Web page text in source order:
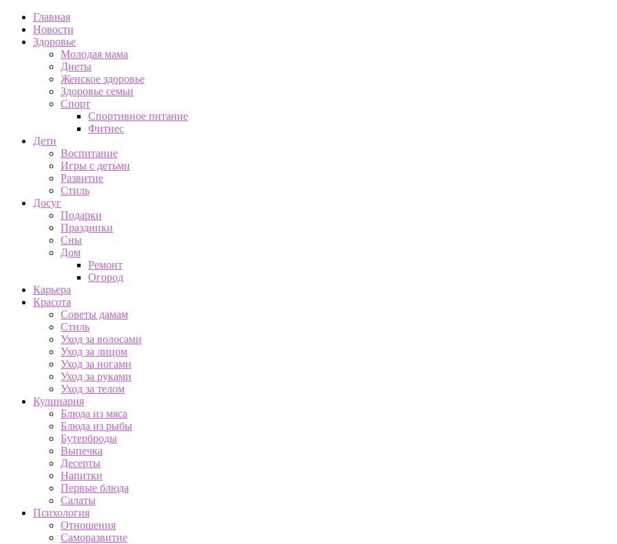
Главная
Новости
Здоровье
Молодая мама
Диеты
Женское здоровье
Здоровье семьи
Спорт
Спортивное питание
Фитнес
Дети
Воспитание
Игры с детьми
Развитие
Стиль
Досуг
Подарки
Праздники
Сны
Дом
Ремонт
Огород
Карьера
Красота
Советы дамам
Стиль
Уход за волосами
Уход за лицом
Уход за ногами
Уход за руками
Уход за телом
Кулинария
Блюда из мяса
Блюда из рыбы
Бутерброды
Выпечка
Десерты
Напитки
Первые блюда
Салаты
Психология
Отношения
Саморазвитие